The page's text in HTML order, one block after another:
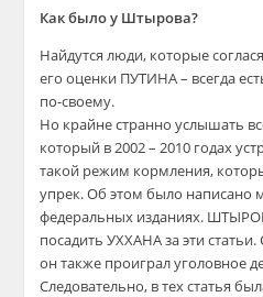
Как было у Штырова?
Найдутся люди, которые
его оценки ПУТИНА – всегда
по-своему.
Но крайне странно услышать
который в 2002 – 2010 годах
такой режим кормления,
упрек. Об этом было написано
федеральных изданиях.
посадить УХХАНА за эти
он также проиграл уголовное
Следовательно, в тех статья